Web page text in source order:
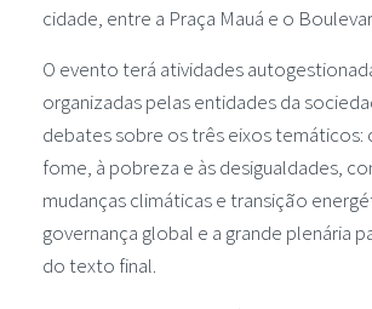
cidade, entre a Praça Mauá e o
O evento terá atividades
organizadas pelas entidades da
debates sobre os três eixos temáticos:
fome, à pobreza e às desigualdades,
mudanças climáticas e transição
governança global e a grande plenária
do texto final.